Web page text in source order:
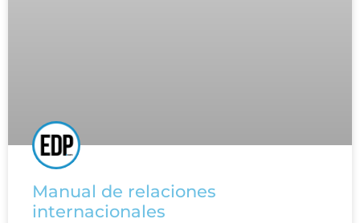
Manual de relaciones
internacionales